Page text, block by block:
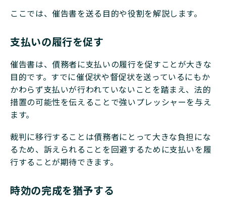
ここでは、催告書を送る目的や役割を解説します。
支払いの履行を促す
催告書は、債務者に支払いの履行を促すことが大きな
目的です。すでに催促状や督促状を送っているにもか
かわらず支払いが行われていないことを踏まえ、法的
措置の可能性を伝えることで強いプレッシャーを与え
ます。
裁判に移行することは債務者にとって大きな負担にな
るため、訴えられることを回避するために支払いを履
行することが期待できます。
時効の完成を猶予する